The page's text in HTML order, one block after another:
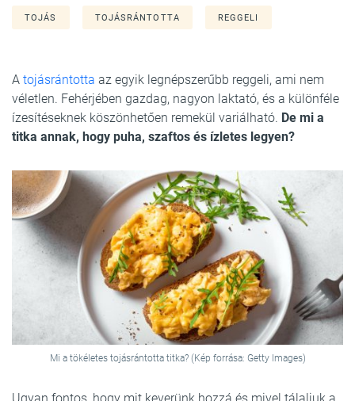
TOJÁS TOJÁSRÁNTOTTA REGGELI
A tojásrántotta az egyik legnépszerűbb reggeli, ami nem
véletlen. Fehérjében gazdag, nagyon laktató, és a különféle
ízesítéseknek köszönhetően remekül variálható. De mi a
titka annak, hogy puha, szaftos és ízletes legyen?
Mi a tökéletes tojásrántotta titka? (Kép forrása: Getty Images)